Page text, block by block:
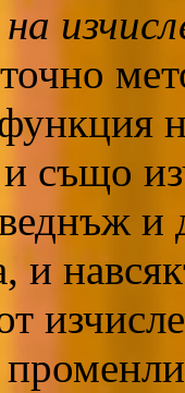
също
и
и